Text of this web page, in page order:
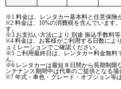
※1 料金は、レンタカー基本料と任意保険
※2 料金は、10%の消費税を含んでいます
す。
※3 お支払い方法により 別途 振込手数料等
※4 料金は、お客様がご利用する日数によ
ュミレーションでご確認ください。
※5 ご利用最終日は、レンタカー料金無料
ん。
※6 レンタカーは最短８日間から長期制限
ンテナンス期間中は代車のご提供となる場
※7 年式・車色・グレード・オプション等